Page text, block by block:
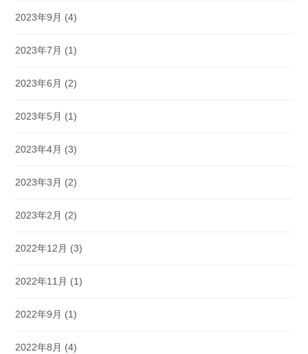
2023年9月 (4)
2023年7月 (1)
2023年6月 (2)
2023年5月 (1)
2023年4月 (3)
2023年3月 (2)
2023年2月 (2)
2022年12月 (3)
2022年11月 (1)
2022年9月 (1)
2022年8月 (4)